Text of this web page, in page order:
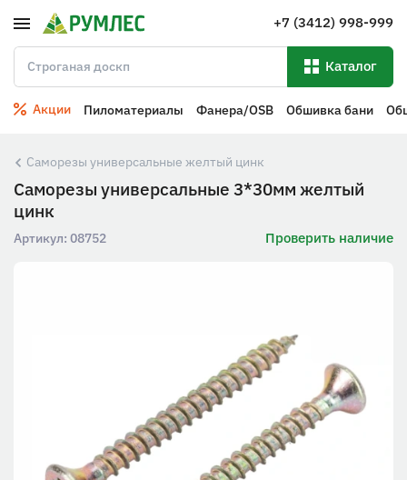
+7 (3412) 998-999
Каталог
Акции Пиломатериалы Фанера/OSB Обшивка бани
Саморезы универсальные желтый цинк
Саморезы универсальные 3*30мм желтый
цинк
Артикул: 08752 Проверить наличие